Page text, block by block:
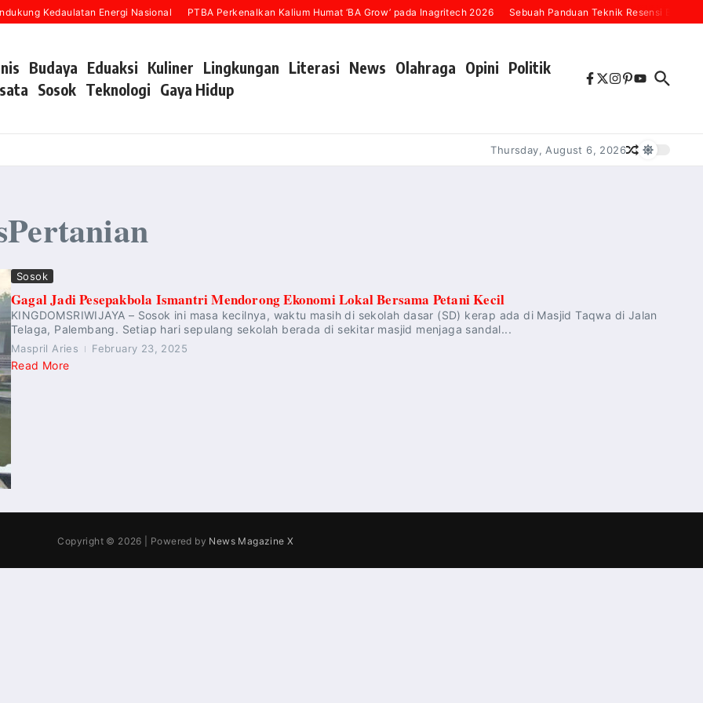
Kedaulatan Energi Nasional PTBA Perkenalkan Kalium Humat ‘BA Grow’ pada Inagritech 2026 Sebuah Panduan Teknik Resensi Buku
Budaya Eduaksi Kuliner Lingkungan Literasi News Olahraga Opini Politik
Sosok Teknologi Gaya Hidup
Thursday, August 6, 2026
Sosok
Gagal Jadi Pesepakbola Ismantri Mendorong Ekonomi Lokal Bersama Petani Kecil
KINGDOMSRIWIJAYA – Sosok ini masa kecilnya, waktu masih di sekolah dasar (SD) kerap ada di Masjid Taqwa di Jalan
Telaga, Palembang. Setiap hari sepulang sekolah berada di sekitar masjid menjaga sandal...
Maspril Aries February 23, 2025
Read More
Copyright © 2026 | Powered by News Magazine X